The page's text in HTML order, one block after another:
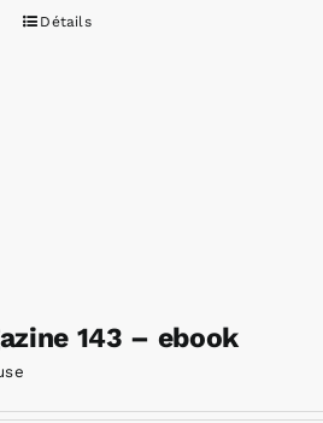
Détails
143 – ebook